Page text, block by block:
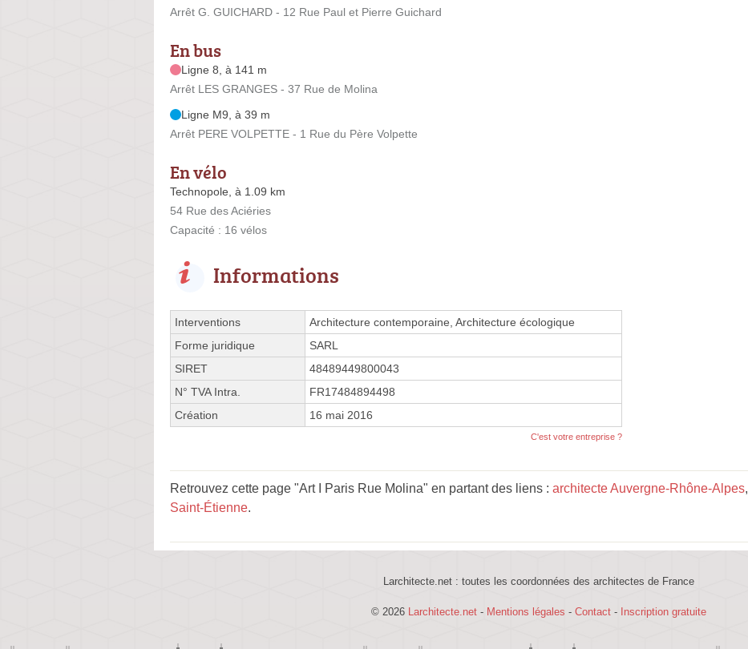
Arrêt G. GUICHARD - 12 Rue Paul et Pierre Guichard
En bus
Ligne 8, à 141 m
Arrêt LES GRANGES - 37 Rue de Molina
Ligne M9, à 39 m
Arrêt PERE VOLPETTE - 1 Rue du Père Volpette
En vélo
Technopole, à 1.09 km
54 Rue des Aciéries
Capacité : 16 vélos
Informations
Interventions
Architecture contemporaine, Architecture écologique
Forme juridique
SARL
SIRET
48489449800043
N° TVA Intra.
FR17484894498
Création
16 mai 2016
C'est votre entreprise ?
Retrouvez cette page "Art I Paris Rue Molina" en partant des liens : architecte Auvergne-Rhône-Alpes,
Saint-Étienne.
Larchitecte.net : toutes les coordonnées des architectes de France
© 2026 Larchitecte.net - Mentions légales - Contact - Inscription gratuite